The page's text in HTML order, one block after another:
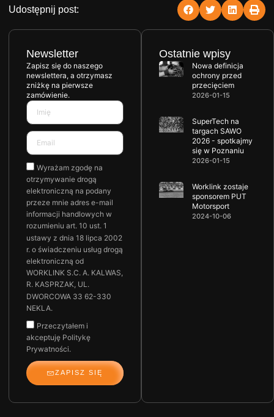
Udostępnij post:
Newsletter
Zapisz się do naszego
newslettera, a otrzymasz
zniżkę na pierwsze
zamówienie.
Wyrażam zgodę na
otrzymywanie drogą
elektroniczną na podany
przeze mnie adres e-mail
informacji handlowych w
rozumieniu art. 10 ust. 1
ustawy z dnia 18 lipca 2002
r. o świadczeniu usług drogą
elektroniczną od
WORKLINK S.C. A. KALWAS,
R. KASPRZAK, UL.
DWORCOWA 33 62-330
NEKLA.
Przeczytałem i
akceptuję Politykę
Prywatności.
ZAPISZ SIĘ
Ostatnie wpisy
Nowa definicja
ochrony przed
przecięciem
2026-01-15
SuperTech na
targach SAWO
2026 - spotkajmy
się w Poznaniu
2026-01-15
Worklink zostaje
sponsorem PUT
Motorsport
2024-10-06